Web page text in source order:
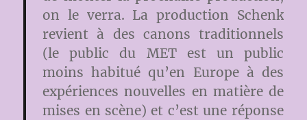
on le verra. La production Schenk
revient à des canons traditionnels
(le public du MET est un public
moins habitué qu’en Europe à des
expériences nouvelles en matière de
mises en scène) et c’est une réponse